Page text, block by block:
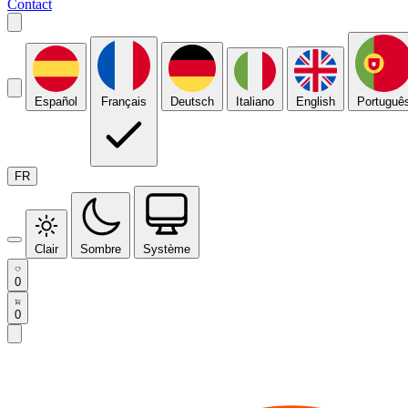
Contact
Español Français Deutsch Italiano English
FR
Clair Sombre Système
0
0